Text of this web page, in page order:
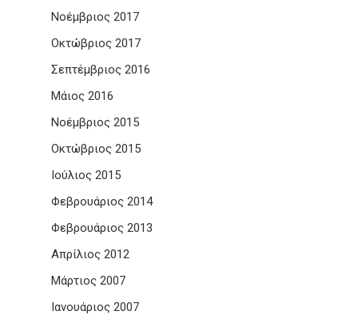
Νοέμβριος 2017
Οκτώβριος 2017
Σεπτέμβριος 2016
Μάιος 2016
Νοέμβριος 2015
Οκτώβριος 2015
Ιούλιος 2015
Φεβρουάριος 2014
Φεβρουάριος 2013
Απρίλιος 2012
Μάρτιος 2007
Ιανουάριος 2007